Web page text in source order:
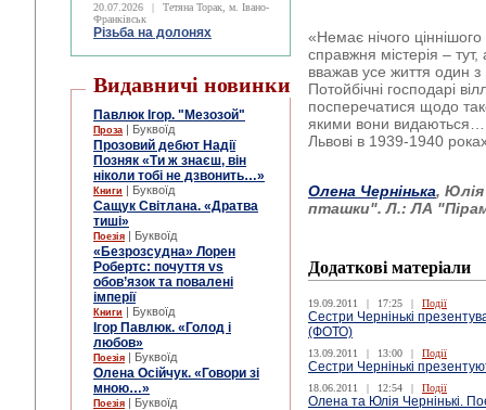
20.07.2026 |
Тетяна Торак, м. Івано-
Франківськ
Різьба на долонях
Видавничі новинки
Павлюк Ігор. "Мезозой"
Проза | Буквоїд
Прозовий дебют Надії
Позняк «Ти ж знаєш, він
ніколи тобі не дзвонить…»
Книги | Буквоїд
Сащук Світлана. «Дратва
тиші»
Поезія | Буквоїд
«Безрозсудна» Лорен
Робертс: почуття vs
обов’язок та повалені
імперії
Книги | Буквоїд
Ігор Павлюк. «Голод і
любов»
Поезія | Буквоїд
Олена Осійчук. «Говори зі
мною…»
Поезія | Буквоїд
«Немає нічого
справжня містерія –
вважав усе життя один
Потойбічні господарі
посперечатися щодо
якими вони видаються…
Львові в 1939-1940
Олена Чернінька, Юлія
пташки". Л.: ЛА
Додаткові матеріали
19.09.2011 | 17:25 | Події
Сестри Чернінькі
(ФОТО)
13.09.2011 | 13:00 | Події
Сестри Чернінькі
18.06.2011 | 12:54 | Події
Олена та Юлія Чернінькі.